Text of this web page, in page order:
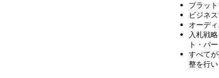
プラッ
ビジネ
オーデ
入札戦
ト・パ
すべて
整を行い